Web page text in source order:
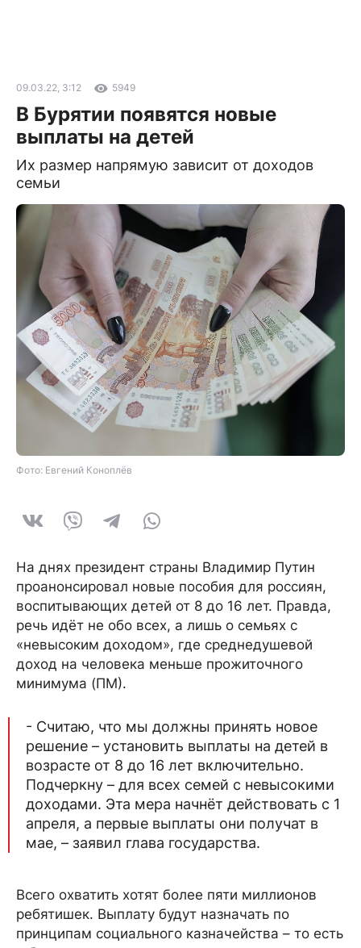
09.03.22, 3:12 5949
В Бурятии появятся новые
выплаты на детей
Их размер напрямую зависит от доходов
семьи
Фото: Евгений Коноплёв
На днях президент страны Владимир Путин
проанонсировал новые пособия для россиян,
воспитывающих детей от 8 до 16 лет. Правда,
речь идёт не обо всех, а лишь о семьях с
«невысоким доходом», где среднедушевой
доход на человека меньше прожиточного
минимума (ПМ).
- Считаю, что мы должны принять новое
решение – установить выплаты на детей в
возрасте от 8 до 16 лет включительно.
Подчеркну – для всех семей с невысокими
доходами. Эта мера начнёт действовать с 1
апреля, а первые выплаты они получат в
мае, – заявил глава государства.
Всего охватить хотят более пяти миллионов
ребятишек. Выплату будут назначать по
принципам социального казначейства – то есть